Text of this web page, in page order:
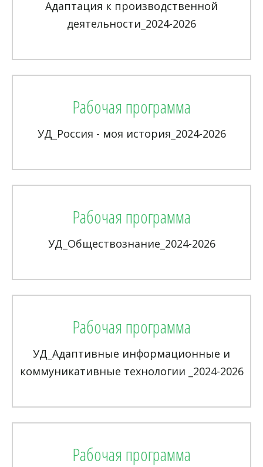
Адаптация к производственной
деятельности_2024-2026
Рабочая программа
УД_Россия - моя история_2024-2026
Рабочая программа
УД_Обществознание_2024-2026
Рабочая программа
УД_Адаптивные информационные и
коммуникативные технологии _2024-2026
Рабочая программа